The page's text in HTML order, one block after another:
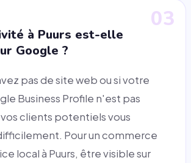
03
à Puurs est-elle
Google ?
pas de site web ou si votre
Business Profile n'est pas
clients potentiels vous
Pour un commerce
local à Puurs, être visible sur